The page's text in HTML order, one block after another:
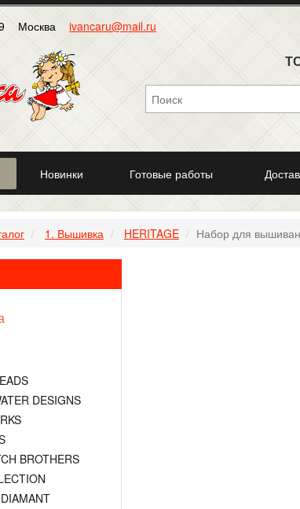
Москва ivancaru@mail.ru
Новинки Готовые работы
1. Вышивка HERITAGE Набор для
DESIGNS
BROTHERS